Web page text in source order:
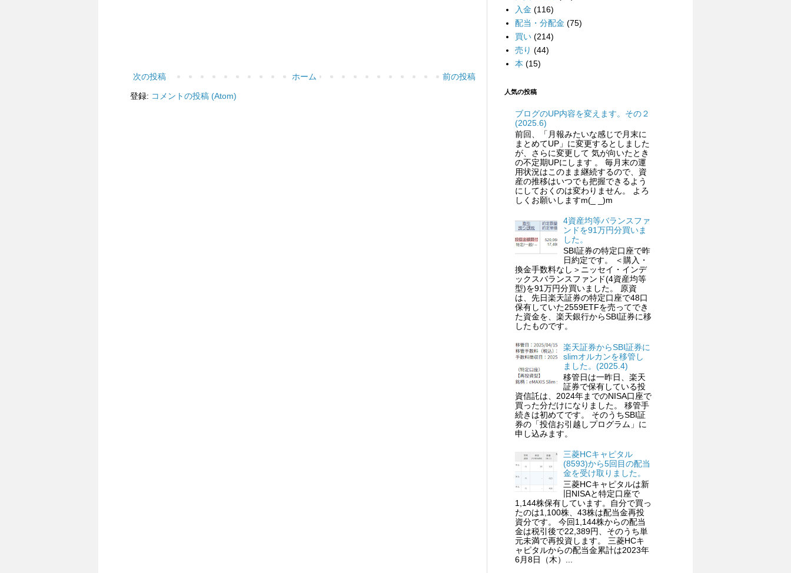
次の投稿 前の投稿
ホーム
登録: コメントの投稿 (Atom)
入金 (116)
配当・分配金 (75)
買い (214)
売り (44)
本 (15)
人気の投稿
ブログのUP内容を変えます。その２
(2025.6)
前回、「月報みたいな感じで月末に
まとめてUP」に変更するとしました
が、さらに変更して 気が向いたとき
の不定期UPにします 。 毎月末の運
用状況はこのまま継続するので、資
産の推移はいつでも把握できるよう
にしておくのは変わりません。 よろ
しくお願いしますm(_ _)m
4資産均等バランスファ
ンドを91万円分買いま
した。
SBI証券の特定口座で昨
日約定です。 ＜購入・
換金手数料なし＞ニッセイ・インデ
ックスバランスファンド(4資産均等
型)を91万円分買いました。 原資
は、先日楽天証券の特定口座で48口
保有していた2559ETFを売ってでき
た資金を、楽天銀行からSBI証券に移
したものです。
楽天証券からSBI証券に
slimオルカンを移管し
ました。(2025.4)
移管日は一昨日、楽天
証券で保有している投
資信託は、2024年までのNISA口座で
買った分だけになりました。 移管手
続きは初めてです。 そのうちSBI証
券の「投信お引越しプログラム」に
申し込みます。
三菱HCキャピタル
(8593)から5回目の配当
金を受け取りました。
三菱HCキャピタルは新
旧NISAと特定口座で
1,144株保有しています。自分で買っ
たのは1,100株、43株は配当金再投
資分です。 今回1,144株からの配当
金は税引後で22,389円、そのうち単
元未満で再投資します。 三菱HCキ
ャピタルからの配当金累計は2023年
6月8日（木）...